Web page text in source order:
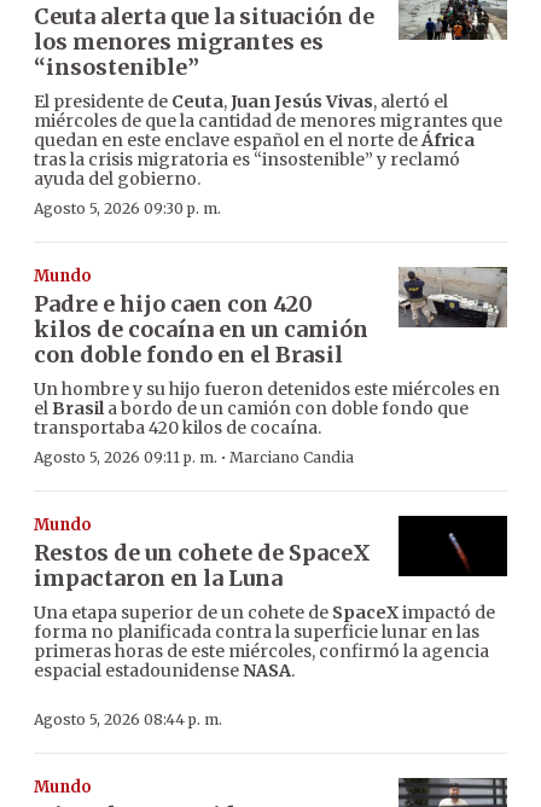
Ceuta alerta que la situación de
los menores migrantes es
“insostenible”
El presidente de Ceuta,Juan Jesús Vivas, alertó el
miércoles de que la cantidad de menores migrantes que
quedan en este enclave español en el norte deÁfrica
tras la crisis migratoria es “insostenible” y reclamó
ayuda del gobierno.
Agosto 5, 2026 09:30 p. m.
Mundo
Padre e hijo caen con 420
kilos de cocaína en un camión
con doble fondo en el Brasil
Un hombre y su hijo fueron detenidos este miércoles en
el Brasila bordo de un camión con doble fondo que
transportaba 420 kilos de cocaína.
Agosto 5, 2026 09:11 p. m. · Marciano Candia
Mundo
Restos de un cohete de SpaceX
impactaron en la Luna
Una etapa superior de un cohete de SpaceXimpactó de
forma no planificada contra la superficie lunar en las
primeras horas de este miércoles, confirmó la agencia
espacial estadounidenseNASA.
Agosto 5, 2026 08:44 p. m.
Mundo